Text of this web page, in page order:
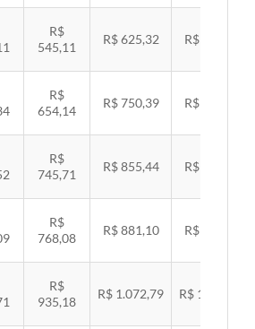
R$
545,11
R$ 625,32 R$ 644,40
R$
654,14
R$ 750,39 R$ 773,29
R$
745,71
R$ 855,44 R$ 881,54
R$
768,08
R$ 881,10 R$ 907,99
R$
935,18
R$ 1.072,79 R$ 1.105,53